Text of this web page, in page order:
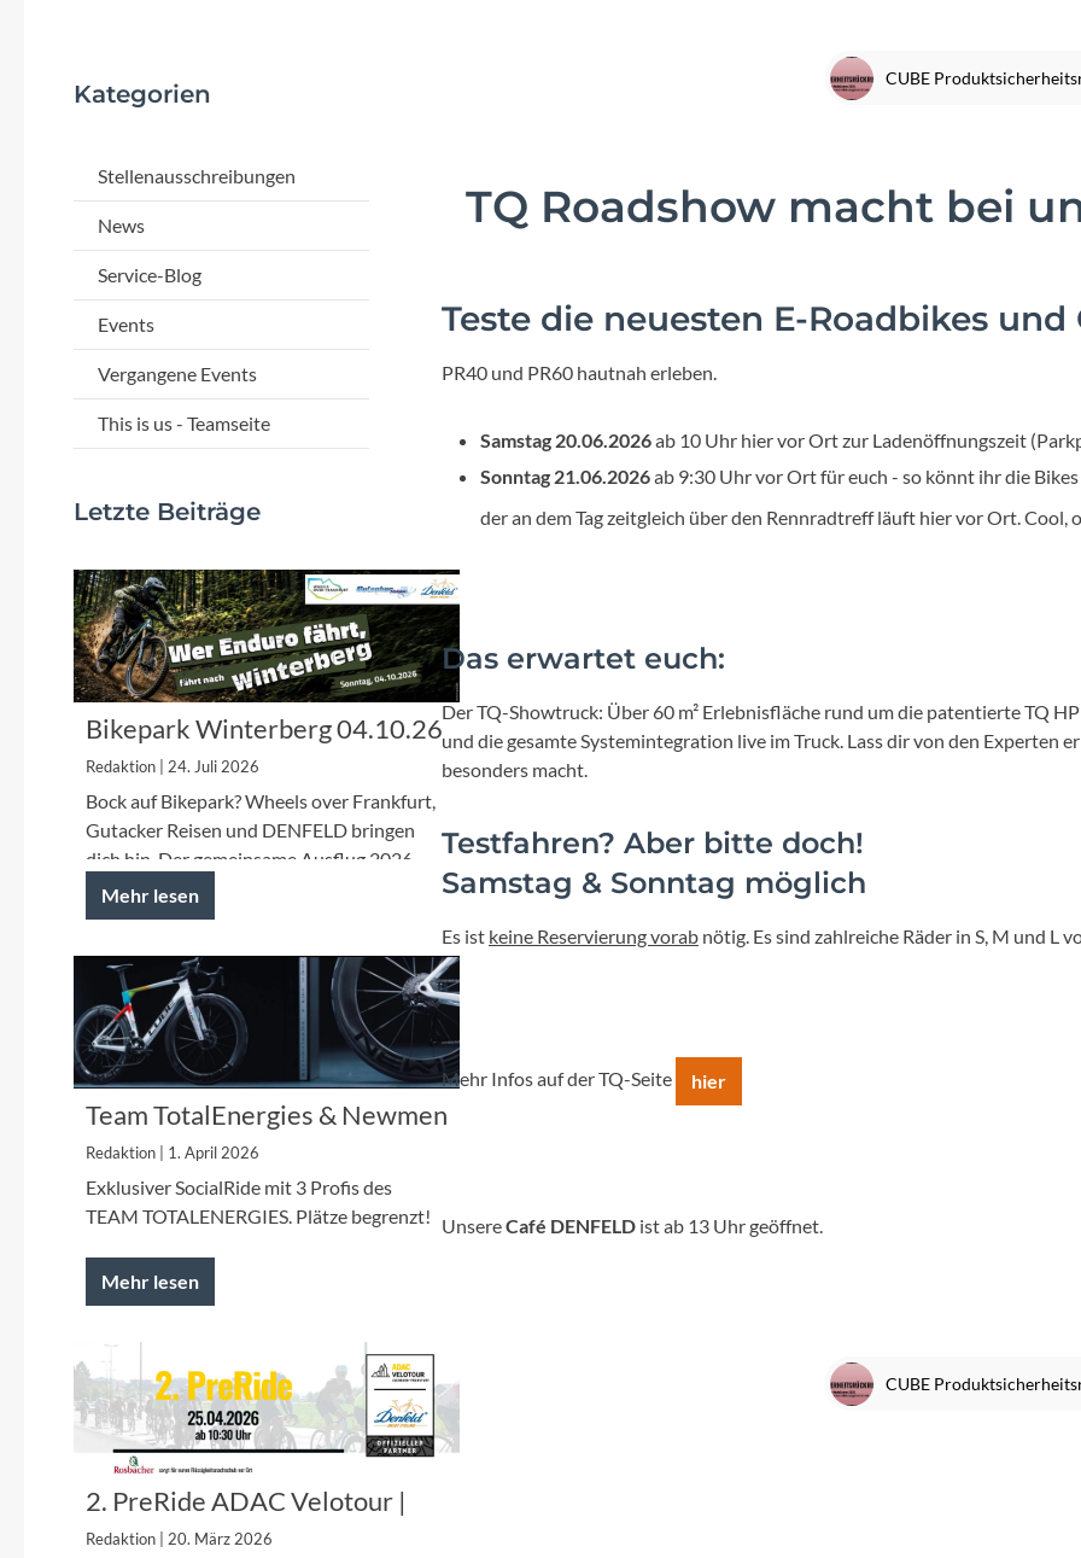
Hebie Hercules
Kettler Alu Rad
Lupine
MonkeyLink
Ortlieb
Pitlock POC
Profile Design
RFR
RockShox
S'COOL
SHIMANO Sigg
SKS
SRAM Tenways
Tip Top
Unleazhed
Voxom
Woom
Kategorien
Stellenausschreibungen
News
Service-Blog
Events
Vergangene Events
This is us - Teamseite
Letzte Beiträge
Bikepark Winterberg 04.10.26
Redaktion | 24. Juli 2026
Bock auf Bikepark? Wheels over Frankfurt,
Gutacker Reisen und DENFELD bringen
dich hin. Der gemeinsame Ausflug 2026
geht nach Winterberg....
Mehr lesen
Team TotalEnergies & Newmen
| 29.04.2026
Redaktion | 1. April 2026
Exklusiver SocialRide mit 3 Profis des
TEAM TOTALENERGIES. Plätze begrenzt!
Mehr lesen
2. PreRide ADAC Velotour |
25.04.26
Redaktion | 20. März 2026
TQ Roadshow macht bei
Teste die neuesten E-Roadbikes
PR40 und PR60 hautnah erleben.
Samstag 20.06.2026ab 10 Uhr hier vor Ort zur Ladenöffnungszeit
Sonntag 21.06.2026ab 9:30 Uhr vor Ort für euch - so könnt ihr die
der an dem Tag zeitgleich über den Rennradtreff läuft hier vor Ort. Cool,
Das erwartet euch:
Der TQ-Showtruck: Über 60 m² Erlebnisfläche rund um die patentierte TQ
und die gesamte Systemintegration live im Truck. Lass dir von den Experten
besonders macht.
Testfahren? Aber bitte doch!
Samstag & Sonntag möglich
Es ist keine Reservierung vorab nötig. Es sind zahlreiche Räder in S, M und L
Mehr Infos auf der TQ-Seite hier
UnsereCafé DENFELD ist ab 13 Uhr geöffnet.